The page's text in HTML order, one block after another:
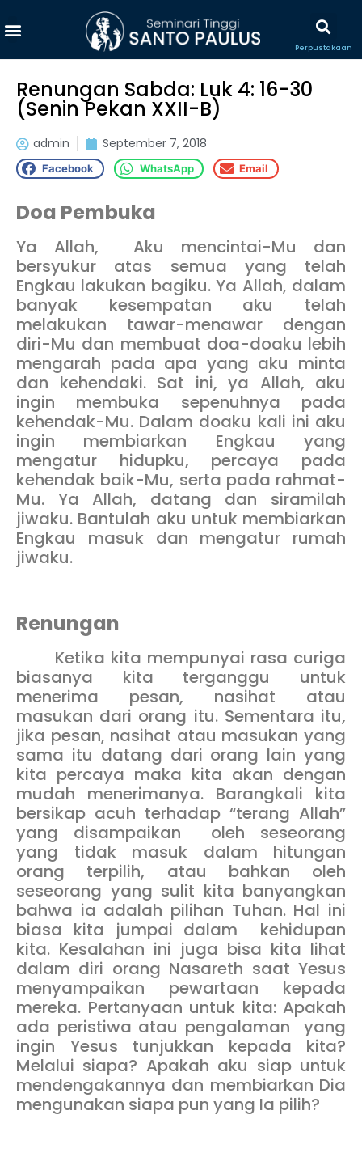
Perpustakaan
Renungan Sabda: Luk 4: 16-30
(Senin Pekan XXII-B)
admin September 7, 2018
Facebook WhatsApp Email
Doa Pembuka
Ya Allah, Aku mencintai-Mu dan
bersyukur atas semua yang telah
Engkau lakukan bagiku. Ya Allah, dalam
banyak kesempatan aku telah
melakukan tawar-menawar dengan
diri-Mu dan membuat doa-doaku lebih
mengarah pada apa yang aku minta
dan kehendaki. Sat ini, ya Allah, aku
ingin membuka sepenuhnya pada
kehendak-Mu. Dalam doaku kali ini aku
ingin membiarkan Engkau yang
mengatur hidupku, percaya pada
kehendak baik-Mu, serta pada rahmat-
Mu. Ya Allah, datang dan siramilah
jiwaku. Bantulah aku untuk membiarkan
Engkau masuk dan mengatur rumah
jiwaku.
Renungan
Ketika kita mempunyai rasa curiga
biasanya kita terganggu untuk
menerima pesan, nasihat atau
masukan dari orang itu. Sementara itu,
jika pesan, nasihat atau masukan yang
sama itu datang dari orang lain yang
kita percaya maka kita akan dengan
mudah menerimanya. Barangkali kita
bersikap acuh terhadap “terang Allah”
yang disampaikan oleh seseorang
yang tidak masuk dalam hitungan
orang terpilih, atau bahkan oleh
seseorang yang sulit kita banyangkan
bahwa ia adalah pilihan Tuhan. Hal ini
biasa kita jumpai dalam kehidupan
kita. Kesalahan ini juga bisa kita lihat
dalam diri orang Nasareth saat Yesus
menyampaikan pewartaan kepada
mereka. Pertanyaan untuk kita: Apakah
ada peristiwa atau pengalaman yang
ingin Yesus tunjukkan kepada kita?
Melalui siapa? Apakah aku siap untuk
mendengakannya dan membiarkan Dia
mengunakan siapa pun yang Ia pilih?